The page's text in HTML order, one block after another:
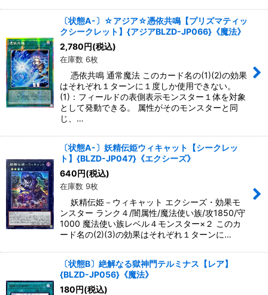
〔状態A-〕☆アジア☆憑依共鳴【プリズマティッ
クシークレット】{アジアBLZD-JP066}《魔法》
2,780円(税込)
在庫数 6枚
憑依共鳴 通常魔法 このカード名の(1)(2)の効果
はそれぞれ１ターンに１度しか使用できない。
(1)：フィールドの表側表示モンスター１体を対象
として発動できる。 属性がそのモンスターと同
じ、…
〔状態A-〕妖精伝姫ウィキャット【シークレッ
ト】{BLZD-JP047}《エクシーズ》
640円(税込)
在庫数 9枚
妖精伝姫－ウィキャット エクシーズ・効果モ
ンスター ランク４/闇属性/魔法使い族/攻1850/守
1000 魔法使い族レベル４モンスター×２ このカ
ード名の(2)(3)の効果はそれぞれ１ターンに…
〔状態B〕絶解なる獄神門テルミナス【レア】
{BLZD-JP056}《魔法》
180円(税込)